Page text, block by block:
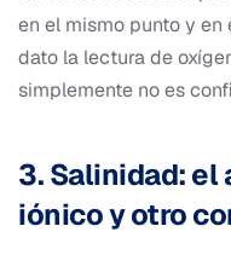
en el mismo punto y en
dato la lectura de
simplemente no es
3. Salinidad: el
iónico y otro